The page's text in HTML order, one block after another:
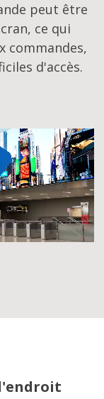
peut être
ce qui
commandes,
d'accès.